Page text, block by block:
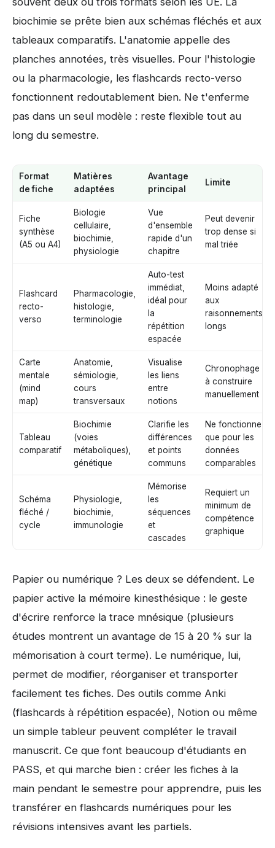
biochimie se prête bien aux schémas fléchés et aux
tableaux comparatifs. L'anatomie appelle des
planches annotées, très visuelles. Pour l'histologie
ou la pharmacologie, les flashcards recto-verso
fonctionnent redoutablement bien. Ne t'enferme
pas dans un seul modèle : reste flexible tout au
long du semestre.
Format
de fiche
Matières
adaptées
Avantage
principal
Limite
Fiche
synthèse
(A5 ou A4)
Biologie
cellulaire,
biochimie,
physiologie
Vue
d'ensemble
rapide d'un
chapitre
Peut devenir
trop dense si
mal triée
Flashcard
recto-
verso
Pharmacologie,
histologie,
terminologie
Auto-test
immédiat,
idéal pour
la
répétition
espacée
Moins adapté
aux
raisonnements
longs
Carte
mentale
(mind
map)
Anatomie,
sémiologie,
cours
transversaux
Visualise
les liens
entre
notions
Chronophage
à construire
manuellement
Tableau
comparatif
Biochimie
(voies
métaboliques),
génétique
Clarifie les
différences
et points
communs
Ne fonctionne
que pour les
données
comparables
Schéma
fléché /
cycle
Physiologie,
biochimie,
immunologie
Mémorise
les
séquences
et
cascades
Requiert un
minimum de
compétence
graphique
Papier ou numérique ? Les deux se défendent. Le
papier active la mémoire kinesthésique : le geste
d'écrire renforce la trace mnésique (plusieurs
études montrent un avantage de 15 à 20 % sur la
mémorisation à court terme). Le numérique, lui,
permet de modifier, réorganiser et transporter
facilement tes fiches. Des outils comme Anki
(flashcards à répétition espacée), Notion ou même
un simple tableur peuvent compléter le travail
manuscrit. Ce que font beaucoup d'étudiants en
PASS, et qui marche bien : créer les fiches à la
main pendant le semestre pour apprendre, puis les
transférer en flashcards numériques pour les
révisions intensives avant les partiels.